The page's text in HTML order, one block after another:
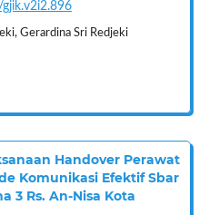
Gerardina Sri Redjeki
Handover Perawat
Komunikasi Efektif Sbar
3 Rs. An-Nisa Kota